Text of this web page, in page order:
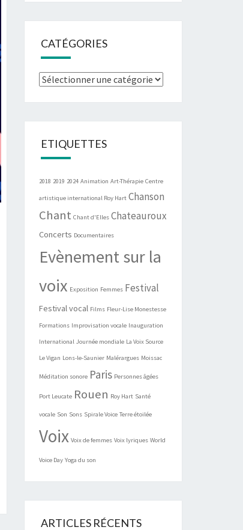
CATÉGORIES
Catégories
ETIQUETTES
2018 2019 2024 Animation Art-Thérapie Centre
artistique international Roy Hart Chanson
Chant Chant d'Elles Chateauroux
Concerts Documentaires
Evènement sur la
voix Exposition Femmes Festival
Festival vocal Films Fleur-Lise Monestesse
Formations Improvisation vocale Inauguration
International Journée mondiale La Voix Source
Le Vigan Lons-le-Saunier Malérargues Moissac
Méditation sonore Paris Personnes âgées
Port Leucate Rouen Roy Hart Santé
vocale Son Sons Spirale Voice Terre étoilée
Voix Voix de femmes Voix lyriques World
Voice Day Yoga du son
ARTICLES RÉCENTS